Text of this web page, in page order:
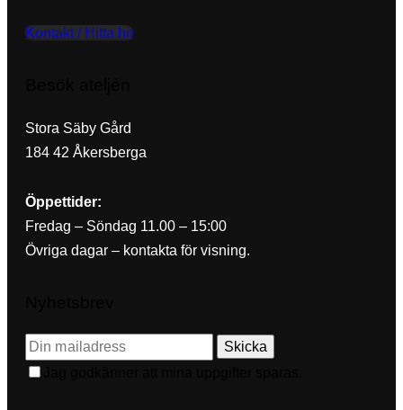
Kontakt / Hitta hit
Stora Säby Gård
184 42 Åkersberga
Öppettider:
Fredag – Söndag 11.00 – 15:00
Övriga dagar – kontakta för visning.
Skicka